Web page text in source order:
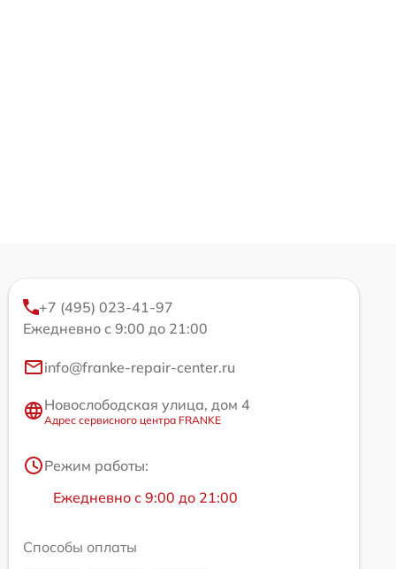
+7 (495) 023-41-97
Ежедневно с 9:00 до 21:00
info@franke-repair-center.ru
Новослободская улица, дом 4
Адрес сервисного центра FRANKE
Режим работы:
Ежедневно с 9:00 до 21:00
Способы оплаты